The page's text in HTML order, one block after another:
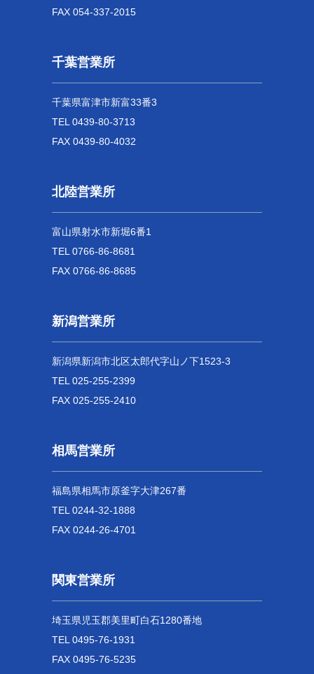
FAX 054-337-2015
千葉営業所
千葉県富津市新富33番3
TEL 0439-80-3713
FAX 0439-80-4032
北陸営業所
富山県射水市新堀6番1
TEL 0766-86-8681
FAX 0766-86-8685
新潟営業所
新潟県新潟市北区太郎代字山ノ下1523-3
TEL 025-255-2399
FAX 025-255-2410
相馬営業所
福島県相馬市原釜字大津267番
TEL 0244-32-1888
FAX 0244-26-4701
関東営業所
埼玉県児玉郡美里町白石1280番地
TEL 0495-76-1931
FAX 0495-76-5235